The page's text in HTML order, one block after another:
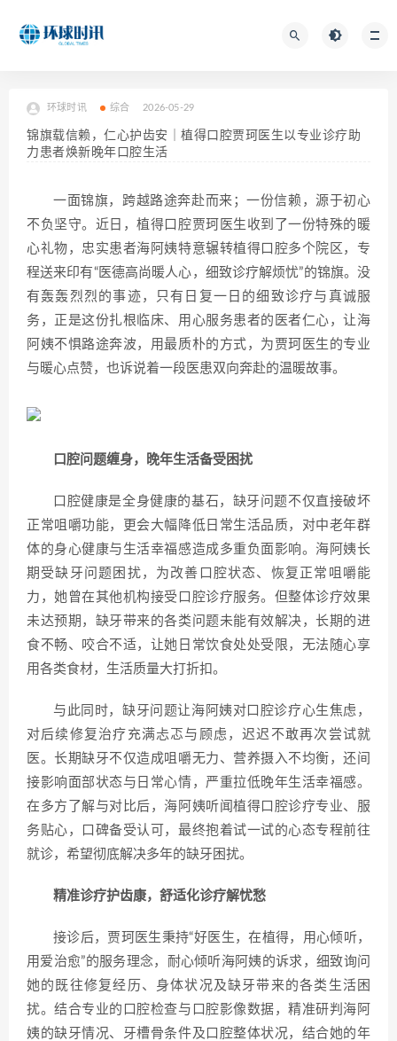
环球时讯 综合 2026-05-29
锦旗载信赖，仁心护齿安｜植得口腔贾珂医生以专业诊疗助
力患者焕新晚年口腔生活
一面锦旗，跨越路途奔赴而来；一份信赖，源于初心
不负坚守。近日，植得口腔贾珂医生收到了一份特殊的暖
心礼物，忠实患者海阿姨特意辗转植得口腔多个院区，专
程送来印有“医德高尚暖人心，细致诊疗解烦忧”的锦旗。没
有轰轰烈烈的事迹，只有日复一日的细致诊疗与真诚服
务，正是这份扎根临床、用心服务患者的医者仁心，让海
阿姨不惧路途奔波，用最质朴的方式，为贾珂医生的专业
与暖心点赞，也诉说着一段医患双向奔赴的温暖故事。
口腔问题缠身，晚年生活备受困扰
口腔健康是全身健康的基石，缺牙问题不仅直接破坏
正常咀嚼功能，更会大幅降低日常生活品质，对中老年群
体的身心健康与生活幸福感造成多重负面影响。海阿姨长
期受缺牙问题困扰，为改善口腔状态、恢复正常咀嚼能
力，她曾在其他机构接受口腔诊疗服务。但整体诊疗效果
未达预期，缺牙带来的各类问题未能有效解决，长期的进
食不畅、咬合不适，让她日常饮食处处受限，无法随心享
用各类食材，生活质量大打折扣。
与此同时，缺牙问题让海阿姨对口腔诊疗心生焦虑，
对后续修复治疗充满忐忑与顾虑，迟迟不敢再次尝试就
医。长期缺牙不仅造成咀嚼无力、营养摄入不均衡，还间
接影响面部状态与日常心情，严重拉低晚年生活幸福感。
在多方了解与对比后，海阿姨听闻植得口腔诊疗专业、服
务贴心，口碑备受认可，最终抱着试一试的心态专程前往
就诊，希望彻底解决多年的缺牙困扰。
精准诊疗护齿康，舒适化诊疗解忧愁
接诊后，贾珂医生秉持“好医生，在植得，用心倾听，
用爱治愈”的服务理念，耐心倾听海阿姨的诉求，细致询问
她的既往修复经历、身体状况及缺牙带来的各类生活困
扰。结合专业的口腔检查与口腔影像数据，精准研判海阿
姨的缺牙情况、牙槽骨条件及口腔整体状况，结合她的年